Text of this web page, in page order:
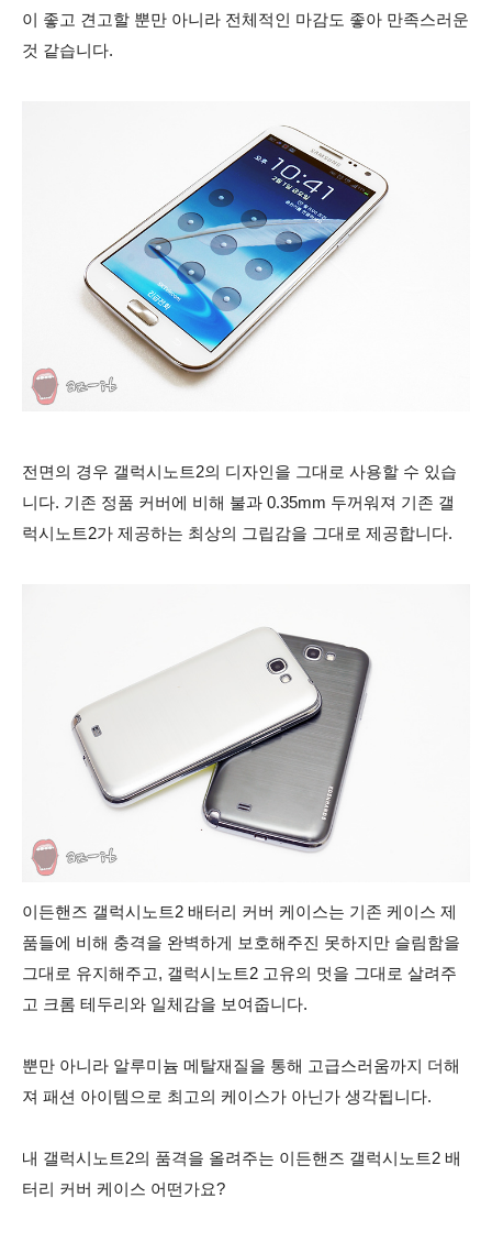
이 좋고 견고할 뿐만 아니라 전체적인 마감도 좋아 만족스러운
것 같습니다.
전면의 경우 갤럭시노트2의 디자인을 그대로 사용할 수 있습
니다. 기존 정품 커버에 비해 불과 0.35mm 두꺼워져 기존 갤
럭시노트2가 제공하는 최상의 그립감을 그대로 제공합니다.
이든핸즈 갤럭시노트2 배터리 커버 케이스는 기존 케이스 제
품들에 비해 충격을 완벽하게 보호해주진 못하지만 슬림함을
그대로 유지해주고, 갤럭시노트2 고유의 멋을 그대로 살려주
고 크롬 테두리와 일체감을 보여줍니다.
뿐만 아니라 알루미늄 메탈재질을 통해 고급스러움까지 더해
져 패션 아이템으로 최고의 케이스가 아닌가 생각됩니다.
내 갤럭시노트2의 품격을 올려주는 이든핸즈 갤럭시노트2 배
터리 커버 케이스 어떤가요?